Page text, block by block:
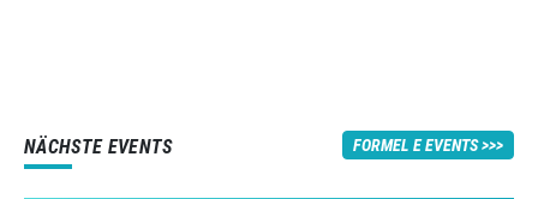
NÄCHSTE EVENTS FORMEL E EVENTS